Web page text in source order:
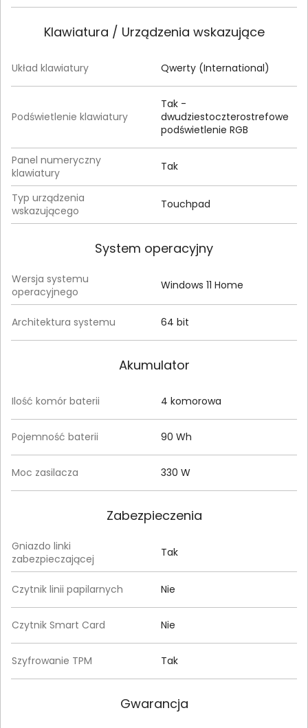
Klawiatura / Urządzenia wskazujące
Układ klawiatury Qwerty (International)
Podświetlenie klawiatury
Tak -
dwudziestoczterostrefowe
podświetlenie RGB
Panel numeryczny
klawiatury
Tak
Typ urządzenia
wskazującego
Touchpad
System operacyjny
Wersja systemu
operacyjnego
Windows 11 Home
Architektura systemu 64 bit
Akumulator
Ilość komór baterii 4 komorowa
Pojemność baterii 90 Wh
Moc zasilacza 330 W
Zabezpieczenia
Gniazdo linki
zabezpieczającej
Tak
Czytnik linii papilarnych Nie
Czytnik Smart Card Nie
Szyfrowanie TPM Tak
Gwarancja